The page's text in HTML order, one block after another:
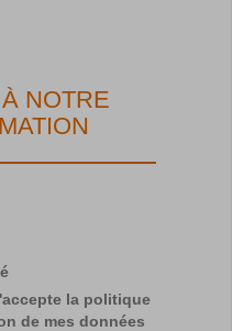
NOTRE
la politique
de mes données